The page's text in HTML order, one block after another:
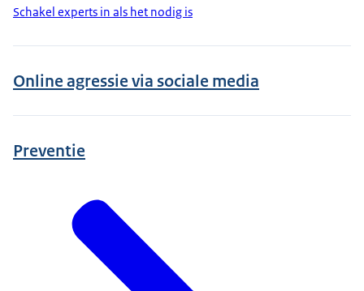
Schakel experts in als het nodig is
Online agressie via sociale media
Preventie